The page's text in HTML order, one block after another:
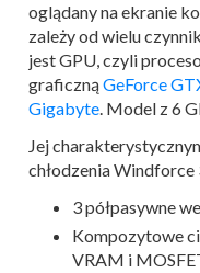
oglądany na ekranie
zależy od wielu
jest GPU, czyli
graficznąGeForce
Gigabyte. Model z 6
Jej
chłodzenia Windforce
3 półpasywne
Kompozytowe
VRAM i